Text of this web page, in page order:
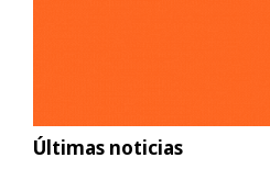
Últimas noticias